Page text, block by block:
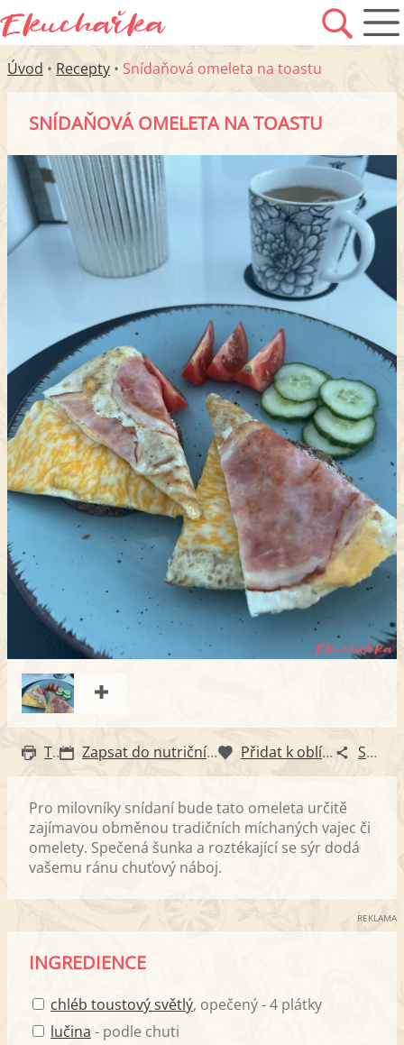
Úvod • Recepty • Snídaňová omeleta na toastu
SNÍDAŇOVÁ OMELETA NA TOASTU
Tisk Zapsat do nutričního diáře Přidat k oblíbeným Sdílet
Pro milovníky snídaní bude tato omeleta určitě
zajímavou obměnou tradičních míchaných vajec či
omelety. Spečená šunka a roztékající se sýr dodá
vašemu ránu chuťový náboj.
REKLAMA
INGREDIENCE
chléb toustový světlý, opečený - 4 plátky
lučina - podle chuti